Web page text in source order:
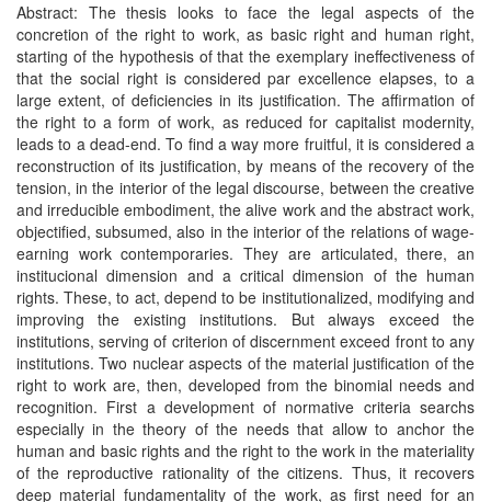
Abstract: The thesis looks to face the legal aspects of the
concretion of the right to work, as basic right and human right,
starting of the hypothesis of that the exemplary ineffectiveness of
that the social right is considered par excellence elapses, to a
large extent, of deficiencies in its justification. The affirmation of
the right to a form of work, as reduced for capitalist modernity,
leads to a dead-end. To find a way more fruitful, it is considered a
reconstruction of its justification, by means of the recovery of the
tension, in the interior of the legal discourse, between the creative
and irreducible embodiment, the alive work and the abstract work,
objectified, subsumed, also in the interior of the relations of wage-
earning work contemporaries. They are articulated, there, an
institucional dimension and a critical dimension of the human
rights. These, to act, depend to be institutionalized, modifying and
improving the existing institutions. But always exceed the
institutions, serving of criterion of discernment exceed front to any
institutions. Two nuclear aspects of the material justification of the
right to work are, then, developed from the binomial needs and
recognition. First a development of normative criteria searchs
especially in the theory of the needs that allow to anchor the
human and basic rights and the right to the work in the materiality
of the reproductive rationality of the citizens. Thus, it recovers
deep material fundamentality of the work, as first need for an